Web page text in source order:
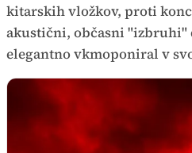
kitarskih vložkov, proti
akustični, občasni
elegantno vkmoponiral v